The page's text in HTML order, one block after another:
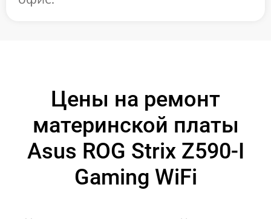
Цены на ремонт
материнской платы
Asus ROG Strix Z590-I
Gaming WiFi